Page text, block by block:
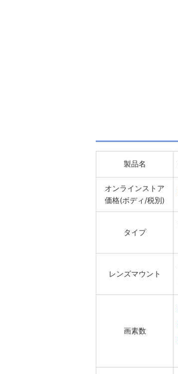
製品名
オンラインストア
価格(ボディ/税別)
タイプ
レンズマウント
画素数